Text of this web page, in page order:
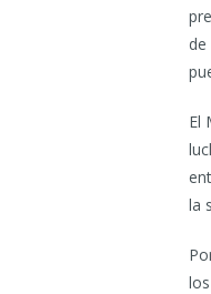
El
la